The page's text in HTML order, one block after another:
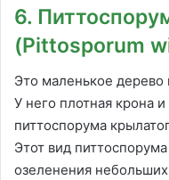
6.
(Pittosporum
Это маленькое дерево
У него плотная крона
питтоспорума
Этот вид
озеленения